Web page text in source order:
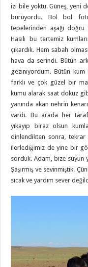
izi bile yoktu. Güneş, yeni
bürüyordu. Bol bol
tepelerinden aşağı doğru
Hasılı bu tertemiz
çıkardık. Hem sabah
hava da serindi. Bütün
geziniyordum. Bütün
farklı ve çok güzel bir
kumu alarak saat dokuz
yanında akan nehrin
vardı. Bu arada her
yıkayıp biraz olsun
dinlendikten sonra,
ilerlediğimiz de yine bir
sorduk. Adam, bize suyun
Şaşırmış ve sevinmiştik.
sıcak ve yardım sever